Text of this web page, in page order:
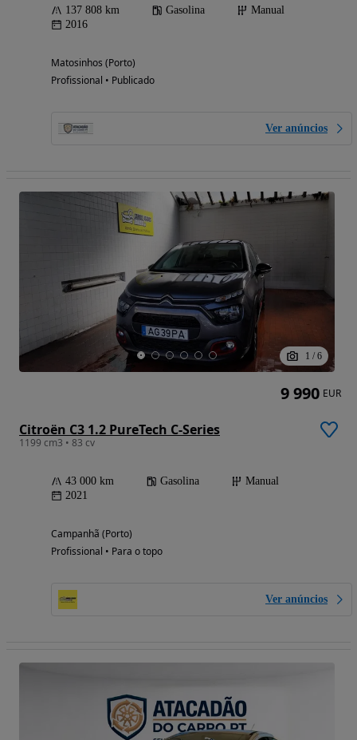
137 808 km Gasolina
Manual
2016
Matosinhos (Porto)
Profissional • Publicado
Ver anúncios
1 / 6
Citroën C3 1.2 PureTech C-Series
1199 cm3 • 83 cv
43 000 km Gasolina
Manual
2021
Campanhã (Porto)
Profissional • Para o topo
Ver anúncios
9 990 EUR